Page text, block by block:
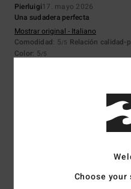
Pierluigi17. mayo 2026
Una sudadera perfecta
Mostrar original - Italiano
Comodidad: 5/5 Relación calidad-
Color: 5/5
Mostrar original - Français
Choose